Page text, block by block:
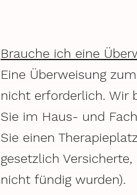
Brauche ich eine
Eine Überweisung
nicht erforderlich. Wir
Sie im Haus- und
Sie einen
gesetzlich
nicht fündig wurden).